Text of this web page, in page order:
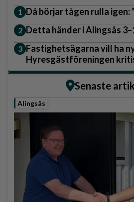
Då börjar tågen rulla igen:
Detta händer i Alingsås
Fastighetsägarna vill ha
Hyresgästföreningen
Senaste
Alingsås